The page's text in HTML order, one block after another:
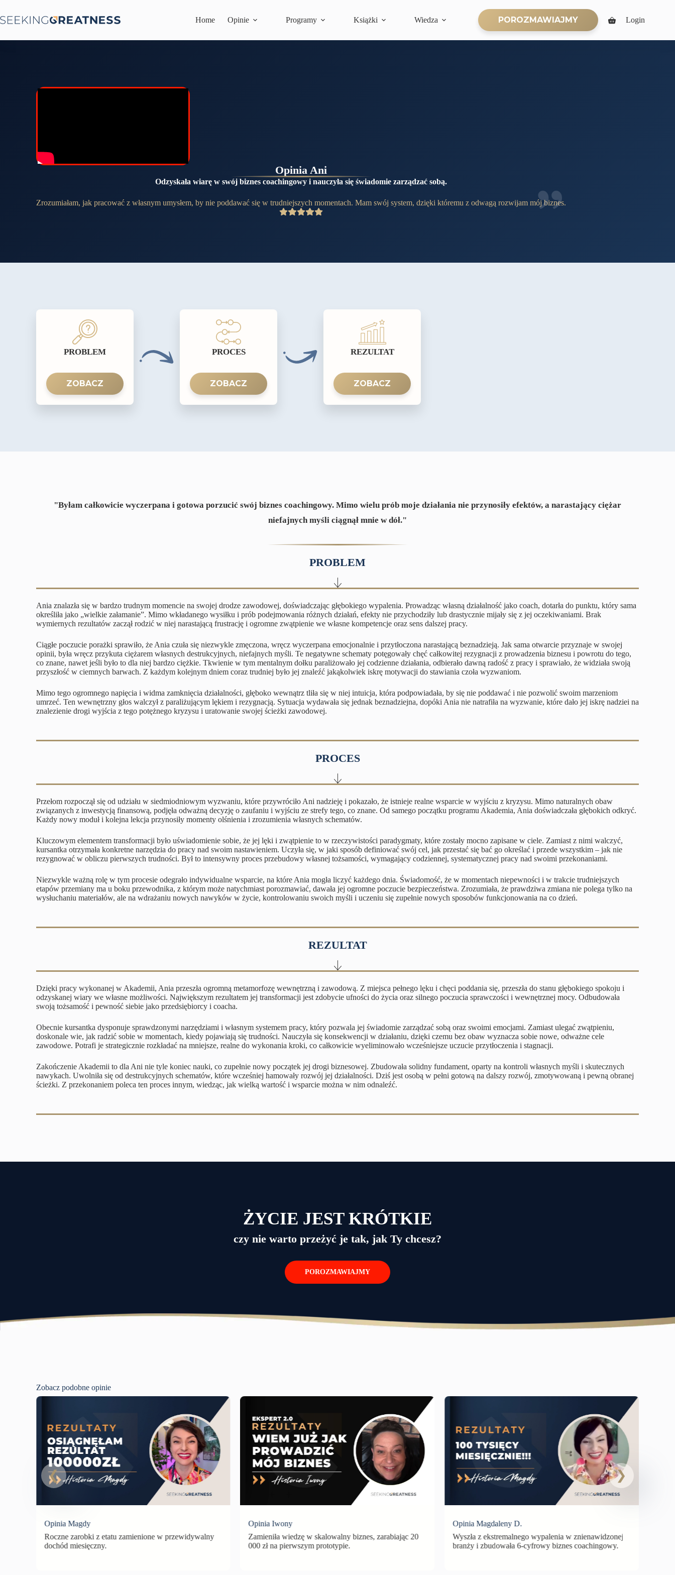
treści
Home Opinie Programy Książki Wiedza POROZMAWIAJMY KoszykLogin
Opinia Ani
Odzyskała wiarę w swój biznes coachingowy i nauczyła się świadomie zarządzać sobą.
Zrozumiałam, jak pracować z własnym umysłem, by nie poddawać się w trudniejszych momentach. Mam swój system, dzięki któremu z odwagą rozwijam mój biznes.
PROBLEM
ZOBACZ
PROCES
ZOBACZ
REZULTAT
ZOBACZ
"Byłam całkowicie wyczerpana i gotowa porzucić swój biznes coachingowy. Mimo wielu prób moje działania nie przynosiły efektów, a narastający ciężar
niefajnych myśli ciągnął mnie w dół."
PROBLEM
Ania znalazła się w bardzo trudnym momencie na swojej drodze zawodowej, doświadczając głębokiego wypalenia. Prowadząc własną działalność jako coach, dotarła do punktu, który sama
określiła jako „wielkie załamanie”. Mimo wkładanego wysiłku i prób podejmowania różnych działań, efekty nie przychodziły lub drastycznie mijały się z jej oczekiwaniami. Brak
wymiernych rezultatów zaczął rodzić w niej narastającą frustrację i ogromne zwątpienie we własne kompetencje oraz sens dalszej pracy.
Ciągłe poczucie porażki sprawiło, że Ania czuła się niezwykle zmęczona, wręcz wyczerpana emocjonalnie i przytłoczona narastającą beznadzieją. Jak sama otwarcie przyznaje w swojej
opinii, była wręcz przykuta ciężarem własnych destrukcyjnych, niefajnych myśli. Te negatywne schematy potęgowały chęć całkowitej rezygnacji z prowadzenia biznesu i powrotu do tego,
co znane, nawet jeśli było to dla niej bardzo ciężkie. Tkwienie w tym mentalnym dołku paraliżowało jej codzienne działania, odbierało dawną radość z pracy i sprawiało, że widziała swoją
przyszłość w ciemnych barwach. Z każdym kolejnym dniem coraz trudniej było jej znaleźć jakąkolwiek iskrę motywacji do stawiania czoła wyzwaniom.
Mimo tego ogromnego napięcia i widma zamknięcia działalności, głęboko wewnątrz tliła się w niej intuicja, która podpowiadała, by się nie poddawać i nie pozwolić swoim marzeniom
umrzeć. Ten wewnętrzny głos walczył z paraliżującym lękiem i rezygnacją. Sytuacja wydawała się jednak beznadziejna, dopóki Ania nie natrafiła na wyzwanie, które dało jej iskrę nadziei na
znalezienie drogi wyjścia z tego potężnego kryzysu i uratowanie swojej ścieżki zawodowej.
PROCES
Przełom rozpoczął się od udziału w siedmiodniowym wyzwaniu, które przywróciło Ani nadzieję i pokazało, że istnieje realne wsparcie w wyjściu z kryzysu. Mimo naturalnych obaw
związanych z inwestycją finansową, podjęła odważną decyzję o zaufaniu i wyjściu ze strefy tego, co znane. Od samego początku programu Akademia, Ania doświadczała głębokich odkryć.
Każdy nowy moduł i kolejna lekcja przynosiły momenty olśnienia i zrozumienia własnych schematów.
Kluczowym elementem transformacji było uświadomienie sobie, że jej lęki i zwątpienie to w rzeczywistości paradygmaty, które zostały mocno zapisane w ciele. Zamiast z nimi walczyć,
kursantka otrzymała konkretne narzędzia do pracy nad swoim nastawieniem. Uczyła się, w jaki sposób definiować swój cel, jak przestać się bać go określać i przede wszystkim – jak nie
rezygnować w obliczu pierwszych trudności. Był to intensywny proces przebudowy własnej tożsamości, wymagający codziennej, systematycznej pracy nad swoimi przekonaniami.
Niezwykle ważną rolę w tym procesie odegrało indywidualne wsparcie, na które Ania mogła liczyć każdego dnia. Świadomość, że w momentach niepewności i w trakcie trudniejszych
etapów przemiany ma u boku przewodnika, z którym może natychmiast porozmawiać, dawała jej ogromne poczucie bezpieczeństwa. Zrozumiała, że prawdziwa zmiana nie polega tylko na
wysłuchaniu materiałów, ale na wdrażaniu nowych nawyków w życie, kontrolowaniu swoich myśli i uczeniu się zupełnie nowych sposobów funkcjonowania na co dzień.
REZULTAT
Dzięki pracy wykonanej w Akademii, Ania przeszła ogromną metamorfozę wewnętrzną i zawodową. Z miejsca pełnego lęku i chęci poddania się, przeszła do stanu głębokiego spokoju i
odzyskanej wiary we własne możliwości. Największym rezultatem jej transformacji jest zdobycie ufności do życia oraz silnego poczucia sprawczości i wewnętrznej mocy. Odbudowała
swoją tożsamość i pewność siebie jako przedsiębiorcy i coacha.
Obecnie kursantka dysponuje sprawdzonymi narzędziami i własnym systemem pracy, który pozwala jej świadomie zarządzać sobą oraz swoimi emocjami. Zamiast ulegać zwątpieniu,
doskonale wie, jak radzić sobie w momentach, kiedy pojawiają się trudności. Nauczyła się konsekwencji w działaniu, dzięki czemu bez obaw wyznacza sobie nowe, odważne cele
zawodowe. Potrafi je strategicznie rozkładać na mniejsze, realne do wykonania kroki, co całkowicie wyeliminowało wcześniejsze uczucie przytłoczenia i stagnacji.
Zakończenie Akademii to dla Ani nie tyle koniec nauki, co zupełnie nowy początek jej drogi biznesowej. Zbudowała solidny fundament, oparty na kontroli własnych myśli i skutecznych
nawykach. Uwolniła się od destrukcyjnych schematów, które wcześniej hamowały rozwój jej działalności. Dziś jest osobą w pełni gotową na dalszy rozwój, zmotywowaną i pewną obranej
ścieżki. Z przekonaniem poleca ten proces innym, wiedząc, jak wielką wartość i wsparcie można w nim odnaleźć.
ŻYCIE JEST KRÓTKIE
czy nie warto przeżyć je tak, jak Ty chcesz?
POROZMAWIAJMY
Zobacz podobne opinie
Opinia Magdy
Roczne zarobki z etatu zamienione w przewidywalny
dochód miesięczny.
Opinia Iwony
Zamieniła wiedzę w skalowalny biznes, zarabiając 20
000 zł na pierwszym prototypie.
Opinia Magdaleny D.
Wyszła z ekstremalnego wypalenia w znienawidzonej
branży i zbudowała 6-cyfrowy biznes coachingowy.